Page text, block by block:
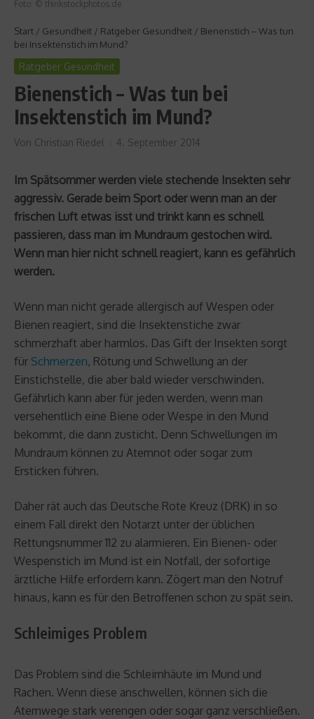
Foto: © thinkstockphotos.de
Start / Gesundheit / Ratgeber Gesundheit / Bienenstich – Was tun
bei Insektenstich im Mund?
Ratgeber Gesundheit
Bienenstich – Was tun bei
Insektenstich im Mund?
Von Christian Riedel 4. September 2014
Im Spätsommer werden viele stechende Insekten sehr
aggressiv. Gerade beim Sport oder wenn man an der
frischen Luft etwas isst und trinkt kann es schnell
passieren, dass man im Mundraum gestochen wird.
Wenn man hier nicht schnell reagiert, kann es gefährlich
werden.
Wenn man nicht gerade allergisch auf Wespen oder
Bienen reagiert, sind die Insektenstiche zwar
schmerzhaft aber harmlos. Das Gift der Insekten sorgt
für Schmerzen, Rötung und Schwellung an der
Einstichstelle, die aber bald wieder verschwinden.
Gefährlich kann aber für jeden werden, wenn man
versehentlich eine Biene oder Wespe in den Mund
bekommt, die dann zusticht. Denn Schwellungen im
Mundraum können zu Atemnot oder sogar zum
Ersticken führen.
Daher rät auch das Deutsche Rote Kreuz (DRK) in so
einem Fall direkt den Notarzt unter der üblichen
Rettungsnummer 112 zu alarmieren. Ein Bienen- oder
Wespenstich im Mund ist ein Notfall, der sofortige
ärztliche Hilfe erfordern kann. Zögert man den Notruf
hinaus, kann es für den Betroffenen schon zu spät sein.
Schleimiges Problem
Das Problem sind die Schleimhäute im Mund und
Rachen. Wenn diese anschwellen, können sich die
Atemwege stark verengen oder sogar ganz verschließen.